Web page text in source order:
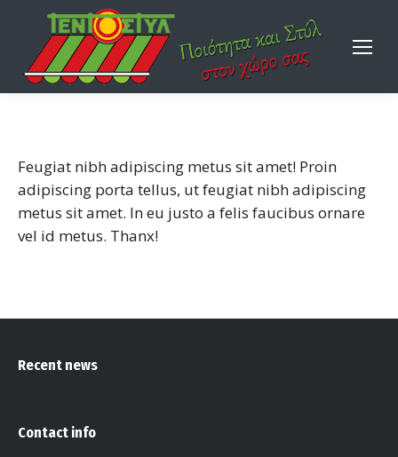
Feugiat nibh adipiscing metus sit amet! Proin
adipiscing porta tellus, ut feugiat nibh adipiscing
metus sit amet. In eu justo a felis faucibus ornare
vel id metus. Thanx!
Recent news
Contact info